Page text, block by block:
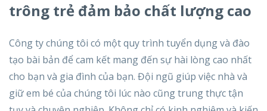
trông trẻ đảm bảo chất lượng cao
Công ty chúng tôi có một quy trình tuyển dụng và đào
tạo bài bản để cam kết mang đến sự hài lòng cao nhất
cho bạn và gia đình của bạn. Đội ngũ giúp việc nhà và
giữ em bé của chúng tôi lúc nào cũng trung thực tận